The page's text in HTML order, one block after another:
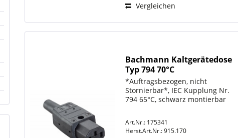
Vergleichen
Bachmann Kaltgerätedose
Typ 794 70°C
*Auftragsbezogen, nicht
Stornierbar*, IEC Kupplung Nr.
794 65°C, schwarz montierbar
Art.Nr.: 175341
Herst.Art.Nr.:915.170